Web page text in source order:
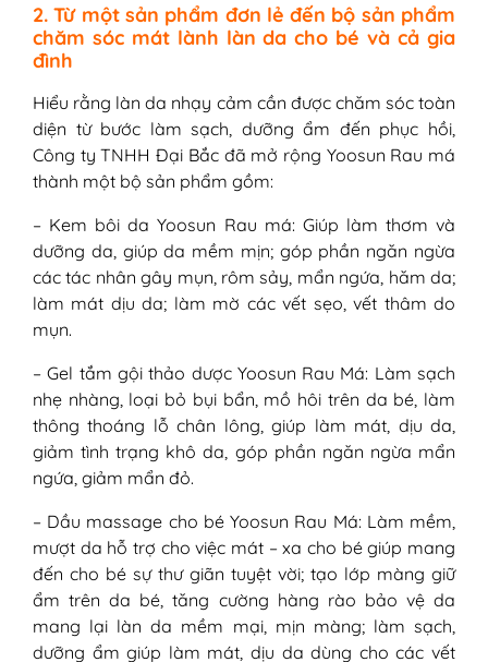
2. Từ một sản phẩm đơn lẻ đến bộ sản phẩm
chăm sóc mát lành làn da cho bé và cả gia
đình
Hiểu rằng làn da nhạy cảm cần được chăm sóc toàn
diện từ bước làm sạch, dưỡng ẩm đến phục hồi,
Công ty TNHH Đại Bắc đã mở rộng Yoosun Rau má
thành một bộ sản phẩm gồm:
– Kem bôi da Yoosun Rau má: Giúp làm thơm và
dưỡng da, giúp da mềm mịn; góp phần ngăn ngừa
các tác nhân gây mụn, rôm sảy, mẩn ngứa, hăm da;
làm mát dịu da; làm mờ các vết sẹo, vết thâm do
mụn.
– Gel tắm gội thảo dược Yoosun Rau Má: Làm sạch
nhẹ nhàng, loại bỏ bụi bẩn, mồ hôi trên da bé, làm
thông thoáng lỗ chân lông, giúp làm mát, dịu da,
giảm tình trạng khô da, góp phần ngăn ngừa mẩn
ngứa, giảm mẩn đỏ.
– Dầu massage cho bé Yoosun Rau Má: Làm mềm,
mượt da hỗ trợ cho việc mát – xa cho bé giúp mang
đến cho bé sự thư giãn tuyệt vời; tạo lớp màng giữ
ẩm trên da bé, tăng cường hàng rào bảo vệ da
mang lại làn da mềm mại, mịn màng; làm sạch,
dưỡng ẩm giúp làm mát, dịu da dùng cho các vết